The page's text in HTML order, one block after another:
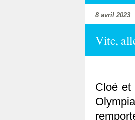
8 avril 2023
Vite,
Cloé et